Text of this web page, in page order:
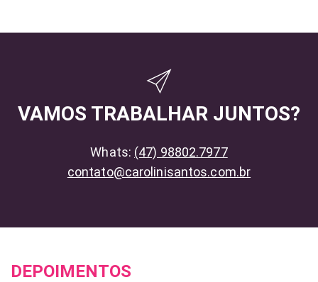
VAMOS TRABALHAR JUNTOS?
Whats: (47) 98802.7977
contato@carolinisantos.com.br
DEPOIMENTOS